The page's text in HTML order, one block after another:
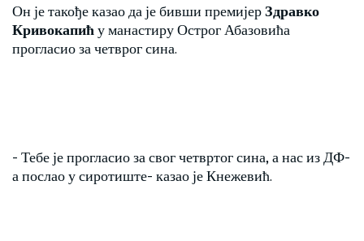
Он је такође казао да је бивши премијерЗдравко
Кривокапић у манастиру Острог Абазовића
прогласио за четврог сина.
- Тебе је прогласио за свог четвртог сина, а нас из ДФ-
а послао у сиротиште- казао је Кнежевић.